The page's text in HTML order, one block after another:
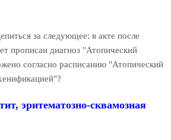
за следующее: в акте после
прописан диагноз "Атопический
согласно расписанию "Атопический
эритематозно-сквамозная